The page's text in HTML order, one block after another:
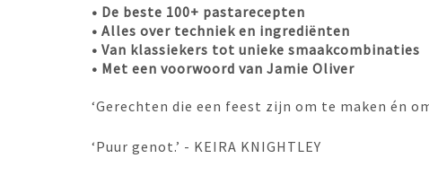
• De beste 100+ pastarecepten
• Alles over techniek en ingrediënten
• Van klassiekers tot unieke smaakcombinaties
• Met een voorwoord van Jamie Oliver
‘Gerechten die een feest zijn om te maken én
‘Puur genot.’ - KEIRA KNIGHTLEY